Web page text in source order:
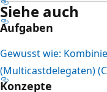
Siehe auch
Aufgaben
Gewusst wie:
(Multicastdelegaten)
Konzepte